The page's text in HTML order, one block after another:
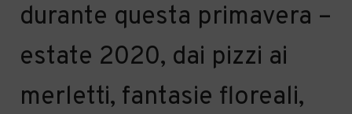
durante questa primavera –
estate 2020, dai pizzi ai
merletti, fantasie floreali,